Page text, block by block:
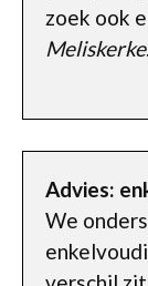
zoek ook
Meliskerke.
Advies:
We